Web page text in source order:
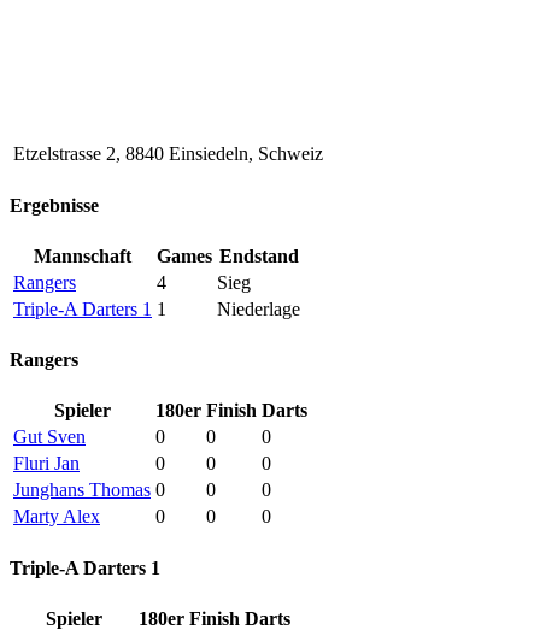
Etzelstrasse 2, 8840 Einsiedeln, Schweiz
Ergebnisse
Mannschaft Games Endstand
Rangers
4
Sieg
Triple-A Darters 1 1 Niederlage
Rangers
Spieler 180er Finish Darts
Gut Sven
0 0
0
Fluri Jan
0 0
0
Junghans Thomas 0 0
0
Marty Alex
0 0 0
Triple-A Darters 1
Spieler 180er Finish Darts